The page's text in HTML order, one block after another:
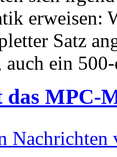
erweisen:
Satz
ein
das MPC-
Nachrichten